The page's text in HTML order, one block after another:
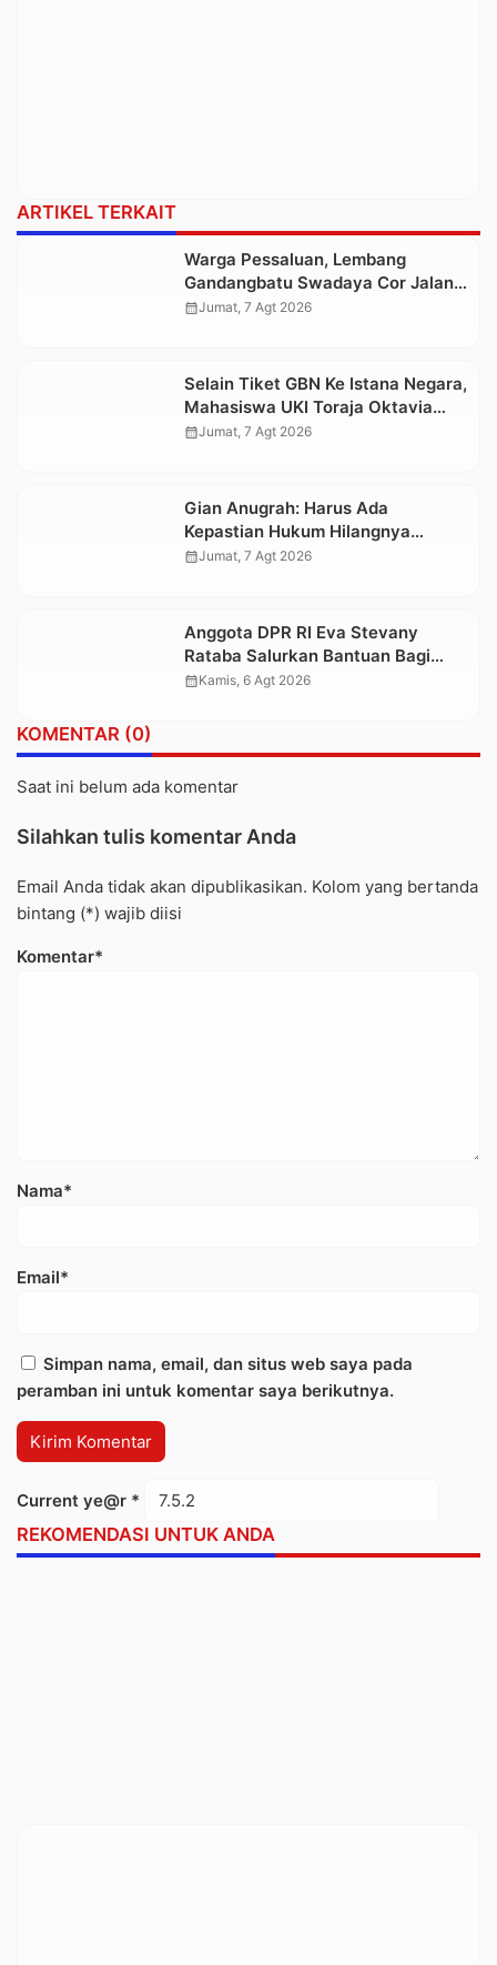
ARTIKEL TERKAIT
Warga Pessaluan, Lembang
Gandangbatu Swadaya Cor Jalan
Kabupaten
calendar_monthJumat, 7 Agt 2026
Selain Tiket GBN Ke Istana Negara,
Mahasiswa UKI Toraja Oktavia
juga Lolos ke Pekan Seni
calendar_monthJumat, 7 Agt 2026
Gian Anugrah: Harus Ada
Kepastian Hukum Hilangnya
Stoner, Agar Keluarga tidak Larut
calendar_monthJumat, 7 Agt 2026
Anggota DPR RI Eva Stevany
Rataba Salurkan Bantuan Bagi
Warga Terdampak Longsor di
calendar_monthKamis, 6 Agt 2026
KOMENTAR (0)
Saat ini belum ada komentar
Silahkan tulis komentar Anda
Email Anda tidak akan dipublikasikan. Kolom yang bertanda
bintang (*) wajib diisi
Komentar*
Nama*
Email*
Simpan nama, email, dan situs web saya pada
peramban ini untuk komentar saya berikutnya.
Current ye@r *
REKOMENDASI UNTUK ANDA